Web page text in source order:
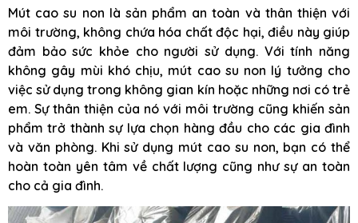
Mút cao su non là sản phẩm an toàn và thân thiện với
môi trường, không chứa hóa chất độc hại, điều này giúp
đảm bảo sức khỏe cho người sử dụng. Với tính năng
không gây mùi khó chịu, mút cao su non lý tưởng cho
việc sử dụng trong không gian kín hoặc những nơi có trẻ
em. Sự thân thiện của nó với môi trường cũng khiến sản
phẩm trở thành sự lựa chọn hàng đầu cho các gia đình
và văn phòng. Khi sử dụng mút cao su non, bạn có thể
hoàn toàn yên tâm về chất lượng cũng như sự an toàn
cho cả gia đình.